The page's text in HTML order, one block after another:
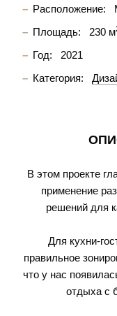
Расположение:
Площадь:
230 м
Год:
2021
Категория:
В этом проекте
применение
решений для
Для кухни-
правильное
что у нас
отдыха с